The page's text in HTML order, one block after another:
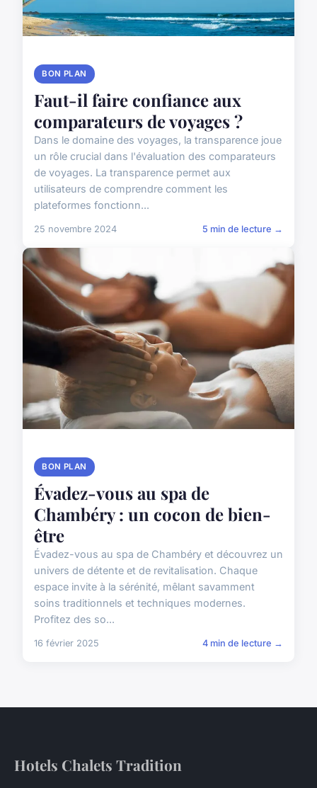
BON PLAN
Faut-il faire confiance aux
comparateurs de voyages ?
Dans le domaine des voyages, la transparence joue
un rôle crucial dans l'évaluation des comparateurs
de voyages. La transparence permet aux
utilisateurs de comprendre comment les
plateformes fonctionn...
25 novembre 2024 5 min de lecture →
BON PLAN
Évadez-vous au spa de
Chambéry : un cocon de bien-
être
Évadez-vous au spa de Chambéry et découvrez un
univers de détente et de revitalisation. Chaque
espace invite à la sérénité, mêlant savamment
soins traditionnels et techniques modernes.
Profitez des so...
16 février 2025 4 min de lecture →
Hotels Chalets Tradition